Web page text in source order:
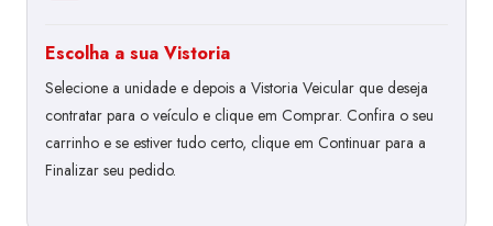
Escolha a sua Vistoria
Selecione a unidade e depois a Vistoria Veicular que deseja
contratar para o veículo e clique em Comprar. Confira o seu
carrinho e se estiver tudo certo, clique em Continuar para a
Finalizar seu pedido.